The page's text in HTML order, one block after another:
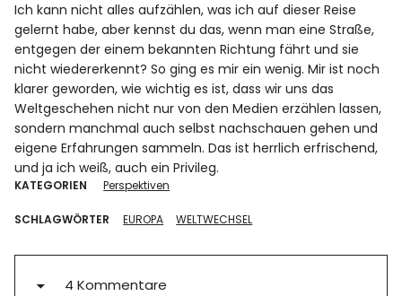
Ich kann nicht alles aufzählen, was ich auf dieser Reise
gelernt habe, aber kennst du das, wenn man eine Straße,
entgegen der einem bekannten Richtung fährt und sie
nicht wiedererkennt? So ging es mir ein wenig. Mir ist noch
klarer geworden, wie wichtig es ist, dass wir uns das
Weltgeschehen nicht nur von den Medien erzählen lassen,
sondern manchmal auch selbst nachschauen gehen und
eigene Erfahrungen sammeln. Das ist herrlich erfrischend,
und ja ich weiß, auch ein Privileg.
KATEGORIEN Perspektiven
SCHLAGWÖRTER EUROPA WELTWECHSEL
4 Kommentare